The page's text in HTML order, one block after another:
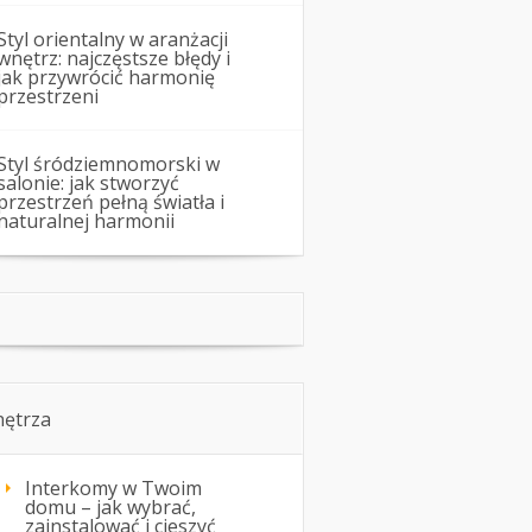
orientalny w aranżacji
najczęstsze błędy i
przywrócić harmonię
śródziemnomorski w
jak stworzyć
pełną światła i
harmonii
Interkomy w Twoim
domu – jak wybrać,
zainstalować i cieszyć